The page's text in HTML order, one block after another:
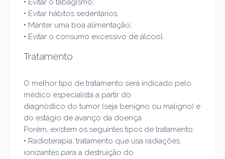
• Evitar o tabagismo;
• Evitar hábitos sedentários;
• Manter uma boa alimentação;
• Evitar o consumo excessivo de álcool.
Tratamento
O melhor tipo de tratamento será indicado pelo
médico especialista a partir do
diagnóstico do tumor (seja benigno ou maligno) e
do estágio de avanço da doença.
Porém, existem os seguintes tipos de tratamento:
• Radioterapia: tratamento que usa radiações
ionizantes para a destruição do